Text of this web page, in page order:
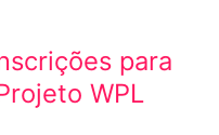
para
WPL